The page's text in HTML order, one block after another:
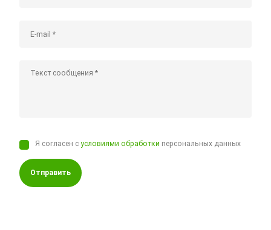
Я согласен сусловиями обработки персональных данных
Отправить